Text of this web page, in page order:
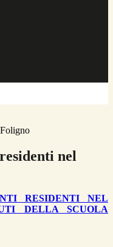
nel
RESIDENTI NEL
DELLA SCUOLA